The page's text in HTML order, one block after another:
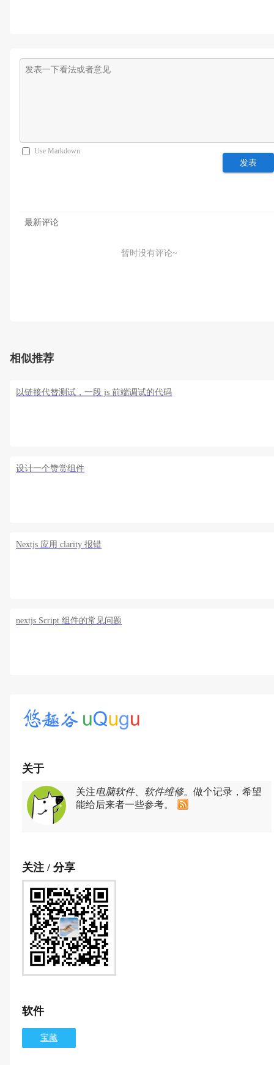
Use Markdown
发表
最新评论
暂时没有评论~
相似推荐
以链接代替测试，一段 js 前端调试的代码
设计一个赞赏组件
Nextjs 应用 clarity 报错
nextjs Script 组件的常见问题
关于
关注电脑软件、 软件维修。做个记录，希望
能给后来者一些参考。
关注 / 分享
软件
宝藏